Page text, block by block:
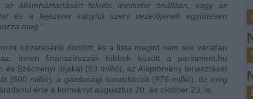
az államháztartásért felelős miniszter önállóan, vagy az
és a fejezetet irányító szerv vezetőjének együttesen
meg."
kifizetéséről döntött, és a lista megint nem sok váratlan
Innen finanszírozzák többek között a parlament.hu
és Széchenyi díjakat (83 millió), az Alaptörvény terjesztését
(600 millió), a gazdasági konzultációt (976 millió), de még
érte a kormányt augusztus 20. és október 23. is.